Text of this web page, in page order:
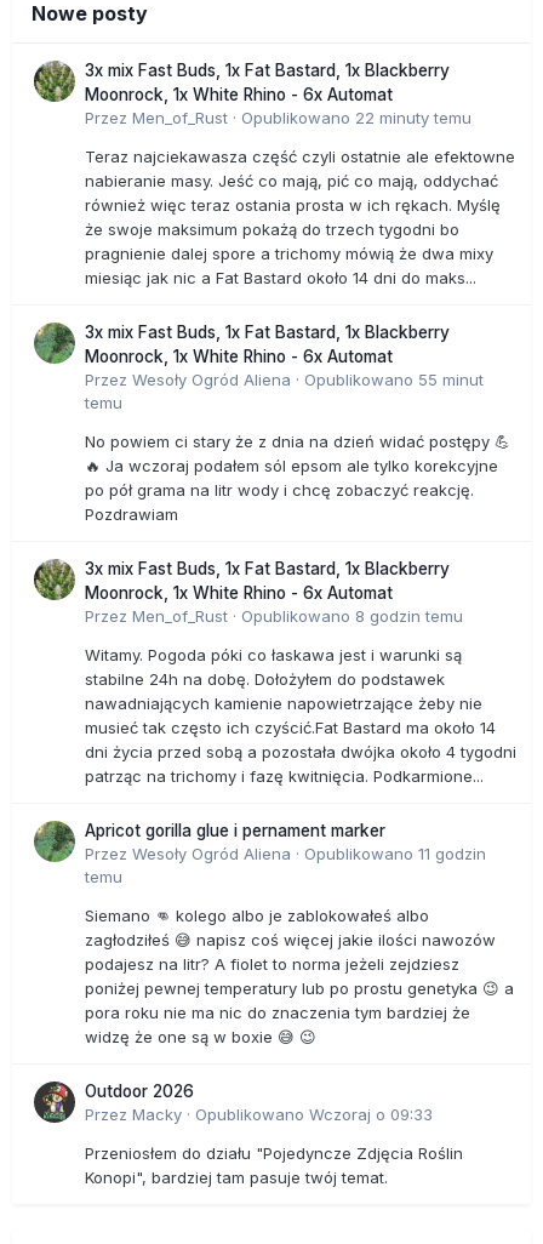
Nowe posty
3x mix Fast Buds, 1x Fat Bastard, 1x Blackberry
Moonrock, 1x White Rhino - 6x Automat
Przez Men_of_Rust · Opublikowano 22 minuty temu
Teraz najciekawasza część czyli ostatnie ale efektowne
nabieranie masy. Jeść co mają, pić co mają, oddychać
również więc teraz ostania prosta w ich rękach. Myślę
że swoje maksimum pokażą do trzech tygodni bo
pragnienie dalej spore a trichomy mówią że dwa mixy
miesiąc jak nic a Fat Bastard około 14 dni do maks...
3x mix Fast Buds, 1x Fat Bastard, 1x Blackberry
Moonrock, 1x White Rhino - 6x Automat
Przez Wesoły Ogród Aliena · Opublikowano 55 minut
temu
No powiem ci stary że z dnia na dzień widać postępy 💪
🔥 Ja wczoraj podałem sól epsom ale tylko korekcyjne
po pół grama na litr wody i chcę zobaczyć reakcję.
Pozdrawiam
3x mix Fast Buds, 1x Fat Bastard, 1x Blackberry
Moonrock, 1x White Rhino - 6x Automat
Przez Men_of_Rust · Opublikowano 8 godzin temu
Witamy. Pogoda póki co łaskawa jest i warunki są
stabilne 24h na dobę. Dołożyłem do podstawek
nawadniających kamienie napowietrzające żeby nie
musieć tak często ich czyścić.Fat Bastard ma około 14
dni życia przed sobą a pozostała dwójka około 4 tygodni
patrząc na trichomy i fazę kwitnięcia. Podkarmione...
Apricot gorilla glue i pernament marker
Przez Wesoły Ogród Aliena · Opublikowano 11 godzin
temu
Siemano 👊 kolego albo je zablokowałeś albo
zagłodziłeś 😅 napisz coś więcej jakie ilości nawozów
podajesz na litr? A fiolet to norma jeżeli zejdziesz
poniżej pewnej temperatury lub po prostu genetyka 😉 a
pora roku nie ma nic do znaczenia tym bardziej że
widzę że one są w boxie 😅 😉
Outdoor 2026
Przez Macky · Opublikowano Wczoraj o 09:33
Przeniosłem do działu "Pojedyncze Zdjęcia Roślin
Konopi", bardziej tam pasuje twój temat.